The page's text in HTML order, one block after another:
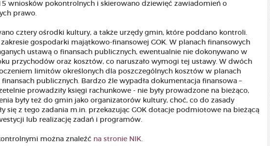
wniosków pokontrolnych i skierowano dziewięć zawiadomień o
prawo.
cztery ośrodki kultury, a także urzędy gmin, które poddano kontroli.
gospodarki majątkowo-finansowej GOK. W planach finansowych
ustawą o finansach publicznych, ewentualnie nie dokonywano w
przychodów oraz kosztów, co naruszało wymogi tej ustawy. W dwóch
limitów określonych dla poszczególnych kosztów w planach
publicznych. Bardzo źle wypadła dokumentacja finansowa –
prowadziły księgi rachunkowe - nie były prowadzone na bieżąco,
były też do gmin jako organizatorów kultury, choć, co do zasady
się z tego zadania m.in. przekazując GOK dotacje podmiotowe na bieżącą
lub realizację zadań i programów.
można znaleźć na stronie NIK.